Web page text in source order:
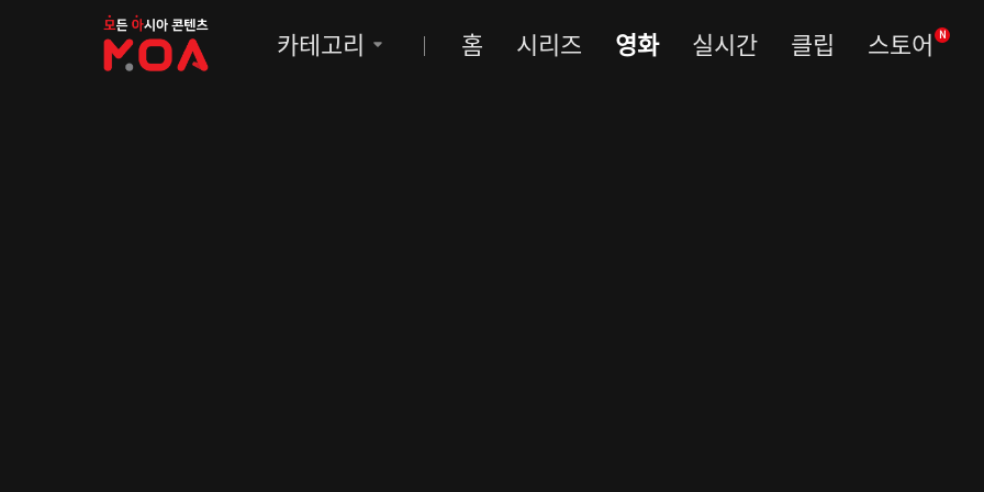
MOA
카테고리 홈 시리즈 영화 실시간 클립 스토어 N